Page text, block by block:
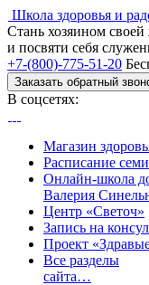
Школа здоровья и
Стань хозяином
и посвяти себя
+7-(800)-775-51-20
Заказать обратный
В соцсетях:
Магазин
Расписание
Онлайн-школа
Валерия
Центр «Светоч»
Запись на
Проект
Все разделы
сайта…